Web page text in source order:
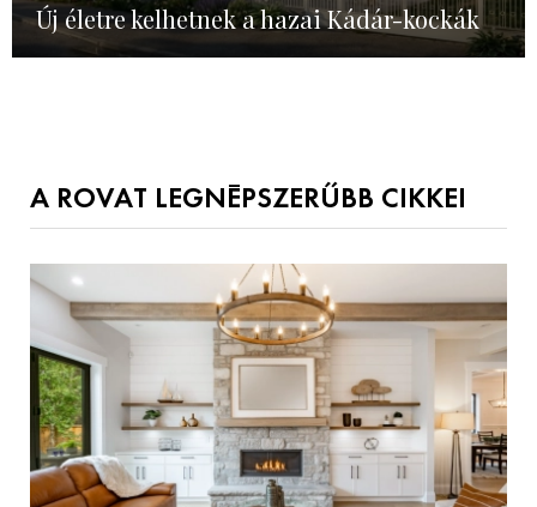
Új életre kelhetnek a hazai Kádár-kockák
A ROVAT LEGNÉPSZERŰBB CIKKEI